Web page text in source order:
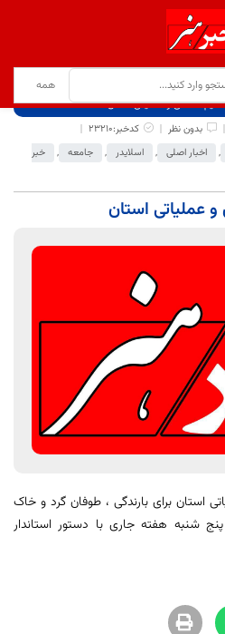
بدون نظر
کدخبر:23210
, اخبار اصلی , اسلایدر , جامعه ,
خبر
و عملیاتی استان برای بارندگی ، طوفان گرد و خاک
شنبه هفته جاری با دستور استاندار